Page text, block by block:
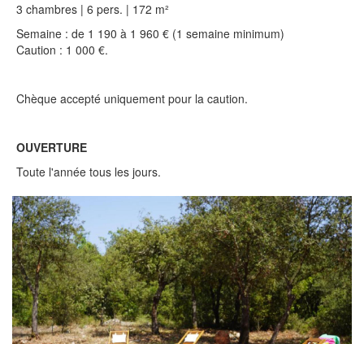
3 chambres | 6 pers. | 172 m²
Semaine : de 1 190 à 1 960 € (1 semaine minimum)
Caution : 1 000 €.
Chèque accepté uniquement pour la caution.
OUVERTURE
Toute l'année tous les jours.